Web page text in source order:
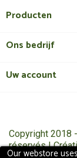
Our webstore
Producten
Ons bedrijf
Uw account
Copyright 2018
réservés |